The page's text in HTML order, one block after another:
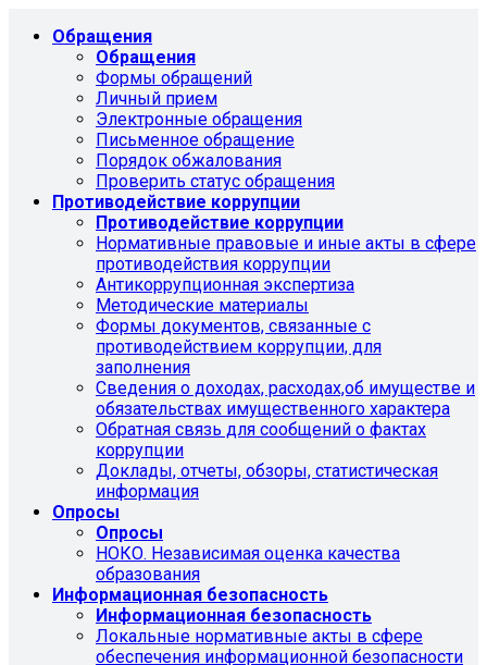
Обращения
Обращения
Формы обращений
Личный прием
Электронные обращения
Письменное обращение
Порядок обжалования
Проверить статус обращения
Противодействие коррупции
Противодействие коррупции
Нормативные правовые и иные акты в сфере
противодействия коррупции
Антикоррупционная экспертиза
Методические материалы
Формы документов, связанные с
противодействием коррупции, для
заполнения
Сведения о доходах, расходах,об имуществе и
обязательствах имущественного характера
Обратная связь для сообщений о фактах
коррупции
Доклады, отчеты, обзоры, статистическая
информация
Опросы
Опросы
НОКО. Независимая оценка качества
образования
Информационная безопасность
Информационная безопасность
Локальные нормативные акты в сфере
обеспечения информационной безопасности